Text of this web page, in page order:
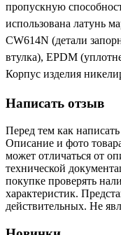
пропускную
использована латунь
CW614N (детали
втулка), EPDM
Корпус изделия
Написать отзыв
Перед тем как
Описание и фото
может отличаться от
технической
покупке проверять
характеристик.
действительных. Не